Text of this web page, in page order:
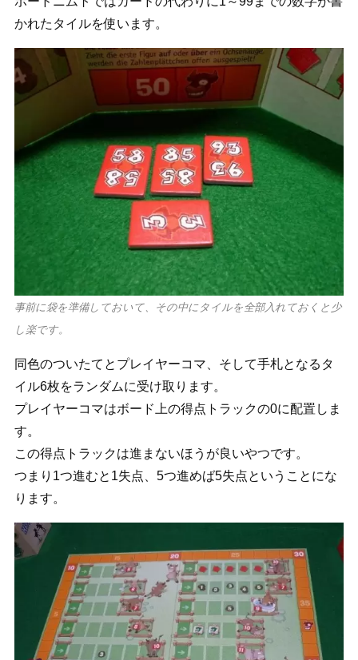
かれたタイルを使います。
事前に袋を準備しておいて、その中にタイルを全部入れておくと少
し楽です。
同色のついたてとプレイヤーコマ、そして手札となるタ
イル6枚をランダムに受け取ります。
プレイヤーコマはボード上の得点トラックの0に配置しま
す。
この得点トラックは進まないほうが良いやつです。
つまり1つ進むと1失点、5つ進めば5失点ということにな
ります。